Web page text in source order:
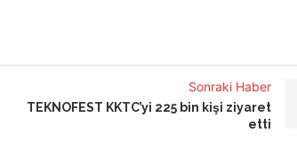
Sonraki Haber
TEKNOFEST KKTC’yi 225 bin kişi ziyaret
etti